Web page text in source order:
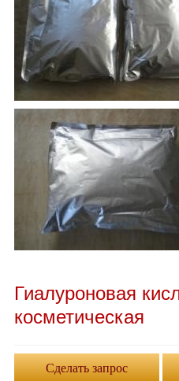
Гиалуроновая
косметическая
Сделать запрос